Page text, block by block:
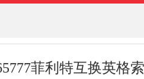
菲利特互换英格